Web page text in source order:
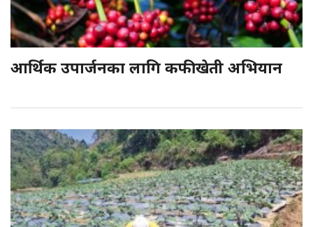
आर्थिक उपार्जनका लागि कफीखेती अभियान